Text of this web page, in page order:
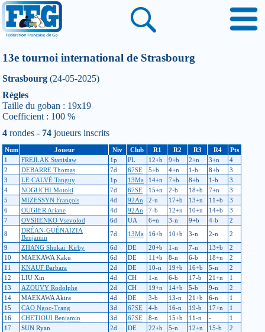
13e tournoi international de Strasbourg
Strasbourg (24-05-2025)
Règles
Taille du goban : 19x19
Coefficient : 100 %
4 rondes - 74 joueurs inscrits
Num Joueur Niv Club R1 R2 R3 R4
Pts
1
FREJLAK Stanislaw 1p PL 12+b 9+b 2+n 3+n
4
2
DEBARRE Thomas 7d 67SE 5+b 4+n 1-b 8+b
3
3
LE CALVÉ Tanguy 1p 13Ma 14+n 7+b 8+b 1-b
3
4
NOGUCHI Motoki 7d 67SE 15+n 2-b 18+b 7+n
3
5
MIZESSYN François 4d 92An 2-n 17+b 13+n 11+b
3
6
OUGIER Ariane 4d 92An 7-b 12+n 10+n 14+b
3
7
OVSIIENKO Vsevolod 6d UA 6+n 3-n 9+b 4-b
2
8
DRÉAN-GUÉNAÏZIA
Benjamin
7d 13Ma 16+b 10+b 3-n 2-n
2
9
ZHANG Shukai_Kirby 6d DE 20+b 1-n 7-n 13+b
2
10
MAEKAWA Kaku 6d DE 11+b 8-n 6-b 18+n
2
11
KNAUF Barbara 2d DE 10-n 19+b 16+b 5-n
2
12
LIU Xin 4d CH 1-n 6-b 17-b 21+n
1
13
AZOUVY Rodolphe 2d CH 19+n 14+b 5-b 9-n
2
14
MAEKAWA Akira 4d DE 3-b 13-n 21+b 6-n
1
15
CAO Ngoc-Trang 3d 67SE 4-b 16-n 19-b 17+n
1
16
CHETIOUI Benjamin 3d 67SE 8-n 15+b 11-n -
1
17
SUN Ryan 2d DE 22+b 5-n 12+n 15-b
2